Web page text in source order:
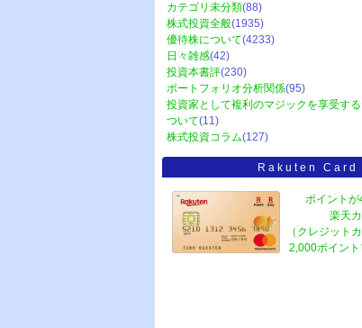
カテゴリ未分類(88)
株式投資全般(1935)
優待株について(4233)
日々雑感(42)
投資本書評(230)
ポートフォリオ分析関係(95)
投資家として複利のマジックを享受す
ついて(11)
株式投資コラム(127)
Rakuten Card
ポイントが
楽天
（クレジット
2,000ポイント